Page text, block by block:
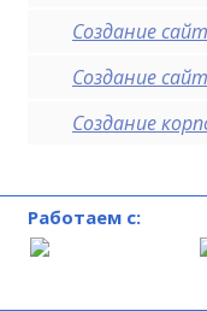
Создание
Создание
Создание
Работаем с: